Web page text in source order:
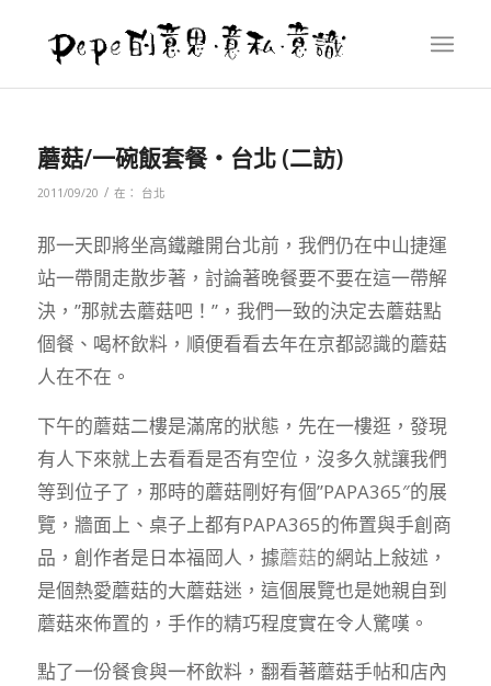
蘑菇/一碗飯套餐‧台北 (二訪)
2011/09/20 / 在： 台北
那一天即將坐高鐵離開台北前，我們仍在中山捷運
站一帶閒走散步著，討論著晚餐要不要在這一帶解
決，”那就去蘑菇吧！”，我們一致的決定去蘑菇點
個餐、喝杯飲料，順便看看去年在京都認識的蘑菇
人在不在。
下午的蘑菇二樓是滿席的狀態，先在一樓逛，發現
有人下來就上去看看是否有空位，沒多久就讓我們
等到位子了，那時的蘑菇剛好有個”PAPA365″的展
覽，牆面上、桌子上都有PAPA365的佈置與手創商
品，創作者是日本福岡人，據蘑菇的網站上敍述，
是個熱愛蘑菇的大蘑菇迷，這個展覽也是她親自到
蘑菇來佈置的，手作的精巧程度實在令人驚嘆。
點了一份餐食與一杯飲料，翻看著蘑菇手帖和店內